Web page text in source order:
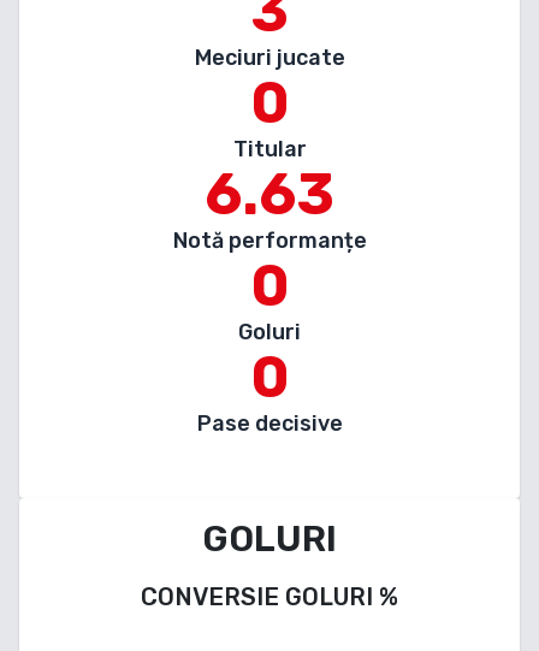
Meciuri jucate
0
Titular
6.63
Notă performanțe
0
Goluri
0
Pase decisive
GOLURI
CONVERSIE GOLURI %